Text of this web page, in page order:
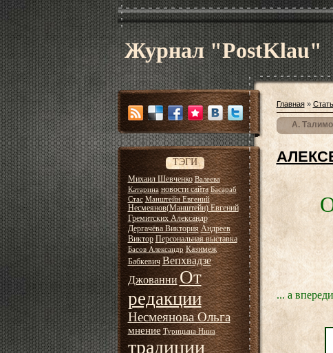
Журнал "PostKlau"
ТЭГИ
Михаил Шевченко Валеева
Катарина новости сайта Басараб
Стас Манштейн Евгений
Несмеянов(Манштейн) Евгений
Гремитских Александр
Дергачёва Виктория Андреев
Виктор Персональная выставка
Басов Александр Казимеж
Бабкевич Вепхвадзе
Джованни От
редакции
Несмеянова Ольга
мнение Турицына Нина
традиции
Главная»
А.
... а